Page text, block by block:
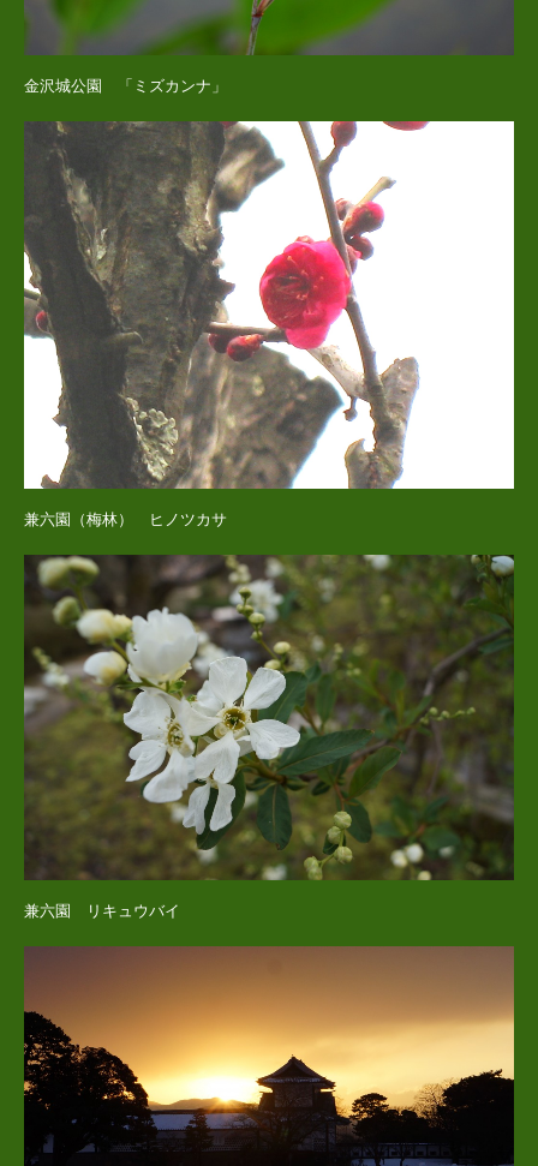
金沢城公園 「ミズカンナ」
兼六園（梅林） ヒノツカサ
兼六園 リキュウバイ